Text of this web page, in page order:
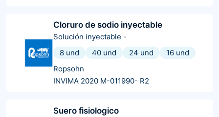
Cloruro de sodio inyectable
Solución inyectable -
8 und
40 und 24 und
16 und
Ropsohn
INVIMA 2020 M-011990- R2
Suero fisiologico